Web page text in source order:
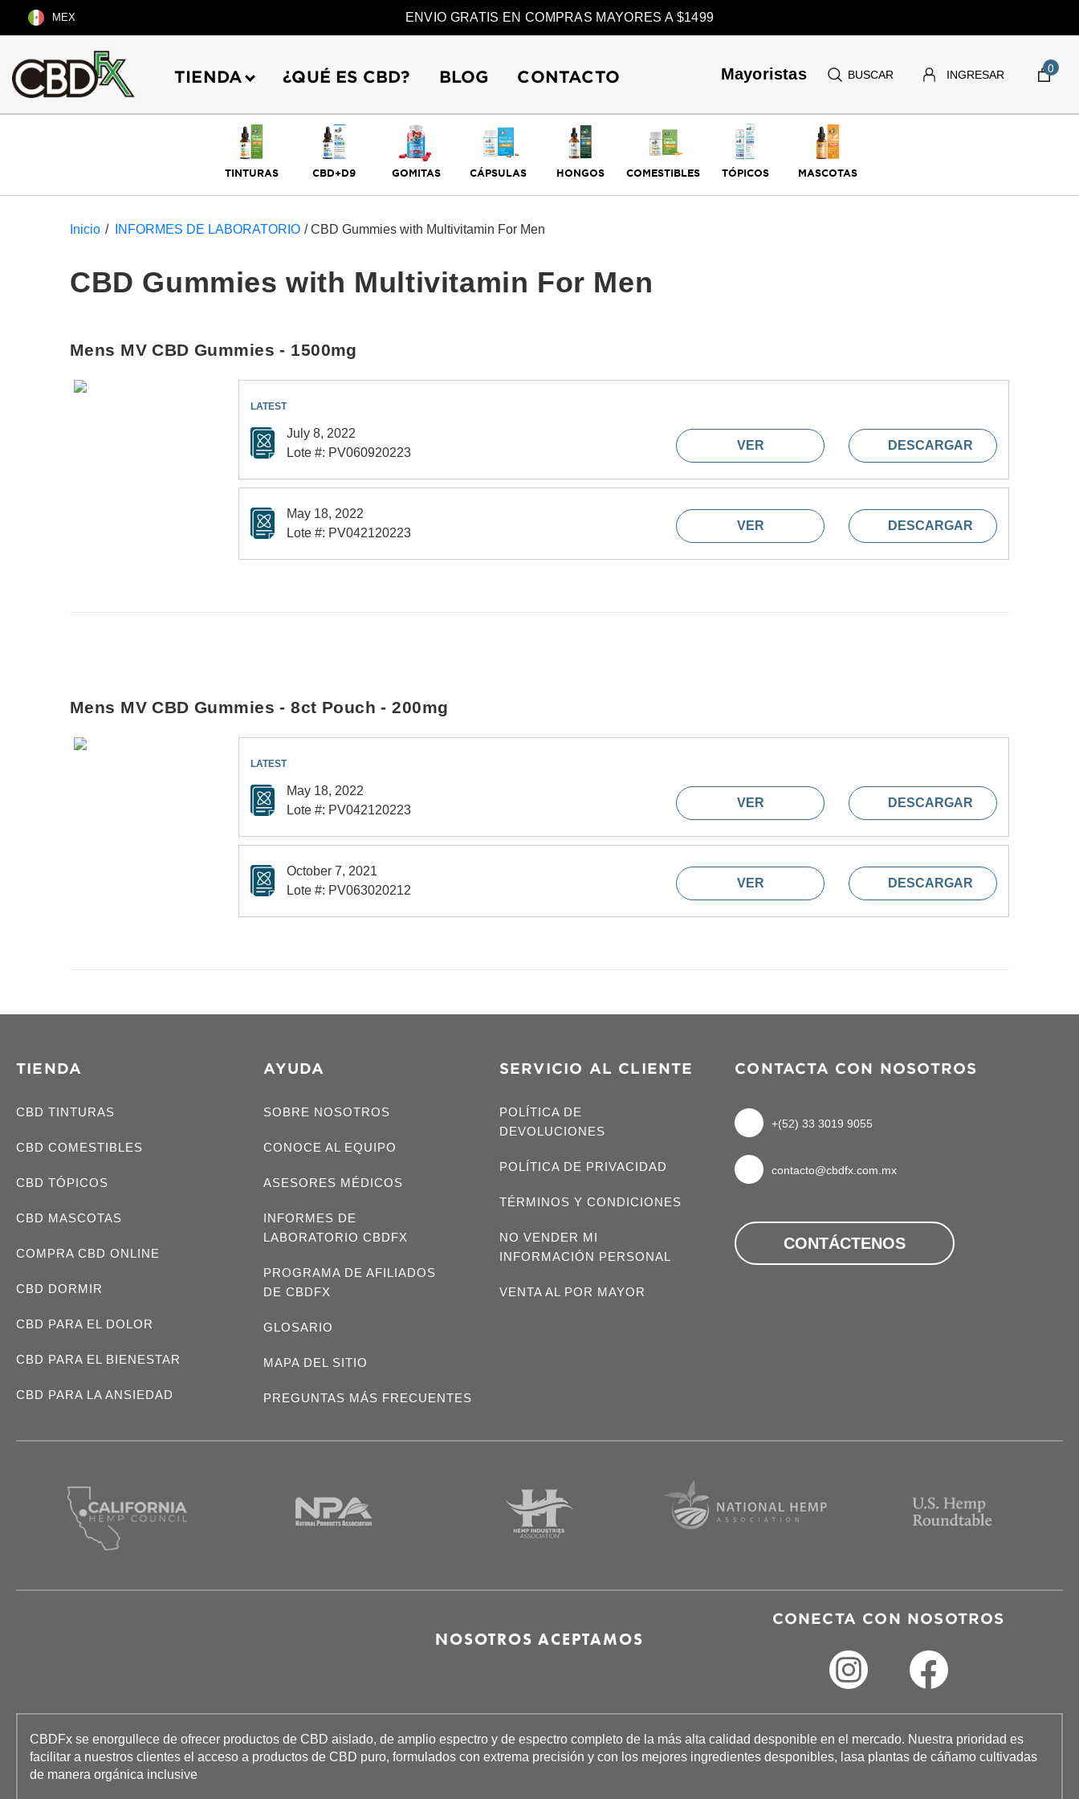
directamente
contenido
MEX ENVIO GRATIS EN COMPRAS MAYORES A $1499
TIENDA ¿QUÉ ES CBD? BLOG CONTACTO Mayoristas BUSCAR INGRESAR 0
TINTURAS CBD+D9 GOMITAS CÁPSULAS HONGOS COMESTIBLES TÓPICOS MASCOTAS
Inicio / INFORMES DE LABORATORIO / CBD Gummies with Multivitamin For Men
CBD Gummies with Multivitamin For Men
Mens MV CBD Gummies - 1500mg
July 8, 2022
Lote #: PV060920223
VER DESCARGAR
May 18, 2022
Lote #: PV042120223
VER DESCARGAR
Mens MV CBD Gummies - 8ct Pouch - 200mg
May 18, 2022
Lote #: PV042120223
VER DESCARGAR
October 7, 2021
Lote #: PV063020212
VER DESCARGAR
TIENDA
CBD TINTURAS
CBD COMESTIBLES
CBD TÓPICOS
CBD MASCOTAS
COMPRA CBD ONLINE
CBD DORMIR
CBD PARA EL DOLOR
CBD PARA EL BIENESTAR
CBD PARA LA ANSIEDAD
AYUDA
SOBRE NOSOTROS
CONOCE AL EQUIPO
ASESORES MÉDICOS
INFORMES DE
LABORATORIO CBDFX
PROGRAMA DE AFILIADOS
DE CBDFX
GLOSARIO
MAPA DEL SITIO
PREGUNTAS MÁS FRECUENTES
SERVICIO AL CLIENTE
POLÍTICA DE
DEVOLUCIONES
POLÍTICA DE PRIVACIDAD
TÉRMINOS Y CONDICIONES
NO VENDER MI
INFORMACIÓN PERSONAL
VENTA AL POR MAYOR
CONTACTA CON NOSOTROS
+(52) 33 3019 9055
contacto@cbdfx.com.mx
CONTÁCTENOS
NOSOTROS ACEPTAMOS
CBDFx se enorgullece de ofrecer productos de CBD aislado, de amplio espectro y de espectro completo de la más alta calidad desponible en el mercado. Nuestra prioridad es
facilitar a nuestros clientes el acceso a productos de CBD puro, formulados con extrema precisión y con los mejores ingredientes desponibles, lasa plantas de cáñamo cultivadas
de manera orgánica inclusive
CONECTA CON NOSOTROS